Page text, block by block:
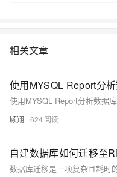
相关文章
使用MYSQL Report分析
使用MYSQL Report分析数据
顾翔 624
自建数据库如何迁移至